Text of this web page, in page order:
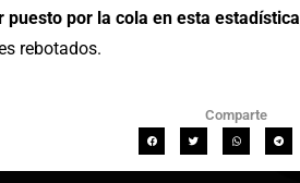
puesto por la cola en esta estadística
rebotados.
Comparte